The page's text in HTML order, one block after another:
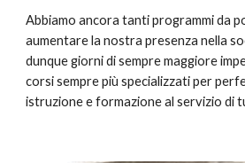
Abbiamo ancora tanti programmi da
aumentare la nostra presenza nella
dunque giorni di sempre maggiore
corsi sempre più specializzati per
istruzione e formazione al servizio di